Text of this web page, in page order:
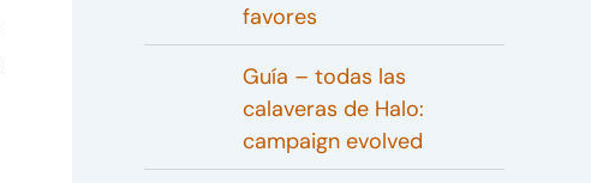
favores
Guía – todas las
calaveras de Halo:
campaign evolved